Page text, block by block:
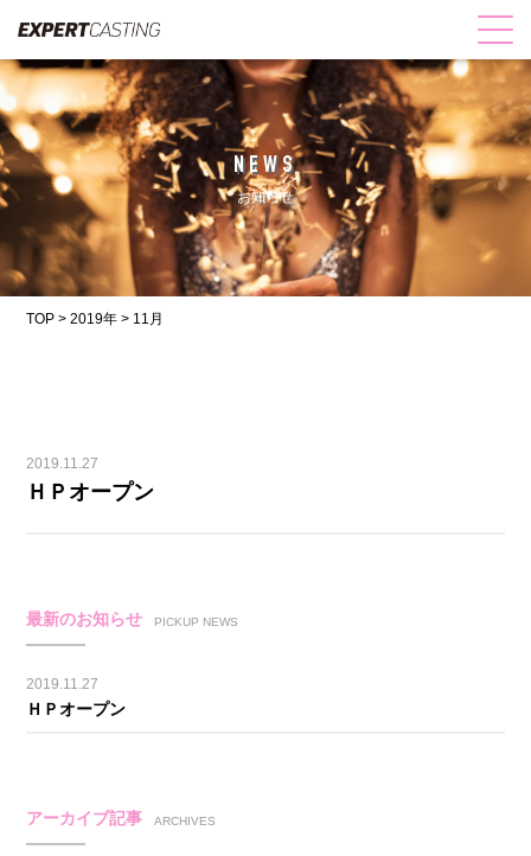
NEWS
お知らせ
TOP > 2019年 > 11月
2019.11.27
ＨＰオープン
最新のお知らせ PICKUP NEWS
2019.11.27
ＨＰオープン
アーカイブ記事 ARCHIVES